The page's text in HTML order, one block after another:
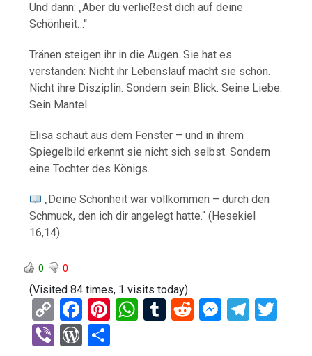
Und dann: „Aber du verließest dich auf deine
Schönheit…“
Tränen steigen ihr in die Augen. Sie hat es
verstanden: Nicht ihr Lebenslauf macht sie schön.
Nicht ihre Disziplin. Sondern sein Blick. Seine Liebe.
Sein Mantel.
Elisa schaut aus dem Fenster – und in ihrem
Spiegelbild erkennt sie nicht sich selbst. Sondern
eine Tochter des Königs.
„Deine Schönheit war vollkommen – durch den
Schmuck, den ich dir angelegt hatte.“ (Hesekiel
16,14)
0 0
(Visited 84 times, 1 visits today)
C
o
F
a
Pi
W
T
R
M
T
Vi
W